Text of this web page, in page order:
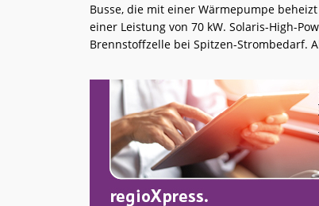
Busse, die mit einer Wärmepumpe
einer Leistung von 70 kW. Solaris-High-
Brennstoffzelle bei Spitzen-Strombedarf.